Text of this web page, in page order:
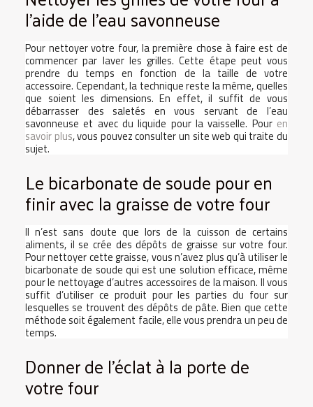
l’aide de l’eau savonneuse
Pour nettoyer votre four, la première chose à faire est de
commencer par laver les grilles. Cette étape peut vous
prendre du temps en fonction de la taille de votre
accessoire. Cependant, la technique reste la même, quelles
que soient les dimensions. En effet, il suffit de vous
débarrasser des saletés en vous servant de l’eau
savonneuse et avec du liquide pour la vaisselle. Pour en
savoir plus, vous pouvez consulter un site web qui traite du
sujet.
Le bicarbonate de soude pour en
finir avec la graisse de votre four
Il n’est sans doute que lors de la cuisson de certains
aliments, il se crée des dépôts de graisse sur votre four.
Pour nettoyer cette graisse, vous n’avez plus qu’à utiliser le
bicarbonate de soude qui est une solution efficace, même
pour le nettoyage d’autres accessoires de la maison. Il vous
suffit d’utiliser ce produit pour les parties du four sur
lesquelles se trouvent des dépôts de pâte. Bien que cette
méthode soit également facile, elle vous prendra un peu de
temps.
Donner de l’éclat à la porte de
votre four